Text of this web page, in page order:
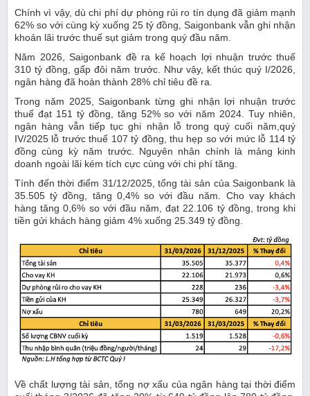
Chính vì vậy, dù chi phí dự phòng rủi ro tín dụng đã giảm mạnh
62% so với cùng kỳ xuống 25 tỷ đồng, Saigonbank vẫn ghi nhận
khoản lãi trước thuế sụt giảm trong quý đầu năm.
Năm 2026, Saigonbank đề ra kế hoạch lợi nhuận trước thuế
310 tỷ đồng, gấp đôi năm trước. Như vậy, kết thúc quý I/2026,
ngân hàng đã hoàn thành 28% chỉ tiêu đề ra.
Trong năm 2025, Saigonbank từng ghi nhận lợi nhuận trước
thuế đạt 151 tỷ đồng, tăng 52% so với năm 2024. Tuy nhiên,
ngân hàng vẫn tiếp tục ghi nhận lỗ trong quý cuối năm,quý
IV/2025 lỗ trước thuế 107 tỷ đồng, thu hẹp so với mức lỗ 114 tỷ
đồng cùng kỳ năm trước. Nguyên nhân chính là mảng kinh
doanh ngoài lãi kém tích cực cùng với chi phí tăng.
Tính đến thời điểm 31/12/2025, tổng tài sản của Saigonbank là
35.505 tỷ đồng, tăng 0,4% so với đầu năm. Cho vay khách
hàng tăng 0,6% so với đầu năm, đạt 22.106 tỷ đồng, trong khi
tiền gửi khách hàng giảm 4% xuống 25.349 tỷ đồng.
Về chất lượng tài sản, tổng nợ xấu của ngân hàng tại thời điểm